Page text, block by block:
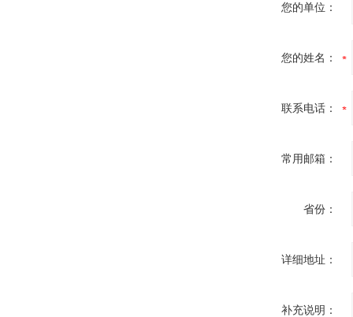
您的单位：
您的姓名：
联系电话：
常用邮箱：
省份：
详细地址：
补充说明：